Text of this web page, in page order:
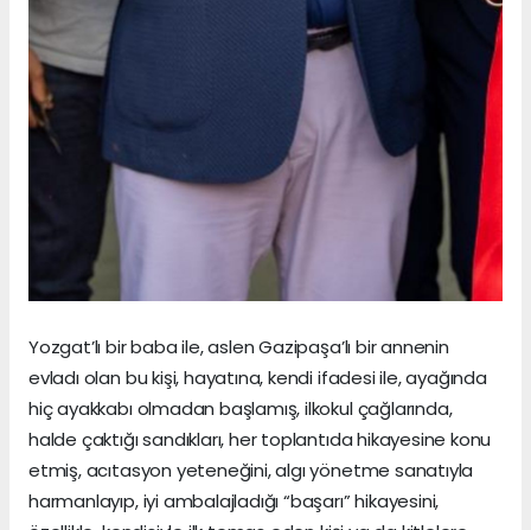
Yozgat’lı bir baba ile, aslen Gazipaşa’lı bir annenin
evladı olan bu kişi, hayatına, kendi ifadesi ile, ayağında
hiç ayakkabı olmadan başlamış, ilkokul çağlarında,
halde çaktığı sandıkları, her toplantıda hikayesine konu
etmiş, acıtasyon yeteneğini, algı yönetme sanatıyla
harmanlayıp, iyi ambalajladığı “başarı” hikayesini,